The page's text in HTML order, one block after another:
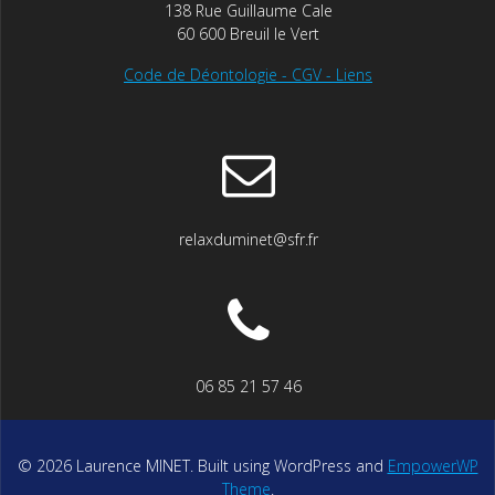
138 Rue Guillaume Cale
60 600 Breuil le Vert
Code de Déontologie - CGV - Liens
relaxduminet@sfr.fr
06 85 21 57 46
© 2026 Laurence MINET. Built using WordPress and EmpowerWP
Theme.